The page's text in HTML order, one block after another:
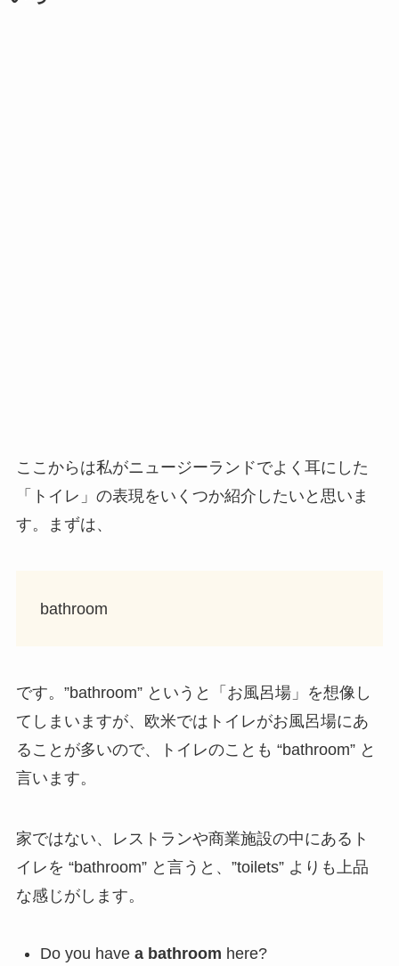
ここからは私がニュージーランドでよく耳にした
「トイレ」の表現をいくつか紹介したいと思いま
す。まずは、
bathroom
です。”bathroom” というと「お風呂場」を想像し
てしまいますが、欧米ではトイレがお風呂場にあ
ることが多いので、トイレのことも “bathroom” と
言います。
家ではない、レストランや商業施設の中にあるト
イレを “bathroom” と言うと、”toilets” よりも上品
な感じがします。
Do you have a bathroom here?